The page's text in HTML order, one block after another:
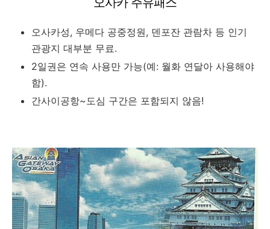
오사카성, 우메다 공중정원, 덴포잔 관람차 등 인기
관광지 대부분 무료.
2일권은 연속 사용만 가능(예: 월화 연달아 사용해야
함).
간사이공항~도심 구간은 포함되지 않음!